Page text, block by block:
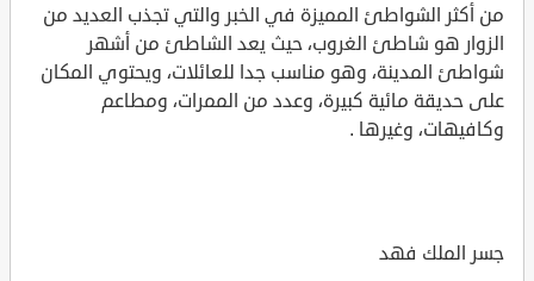
من أكثر الشواطئ المميزة في الخبر والتي تجذب العديد من
الزوار هو شاطئ الغروب، حيث يعد الشاطئ من أشهر
شواطئ المدينة، وهو مناسب جدا للعائلات، ويحتوي المكان
على حديقة مائية كبيرة، وعدد من الممرات، ومطاعم
وكافيهات، وغيرها .
جسر الملك فهد